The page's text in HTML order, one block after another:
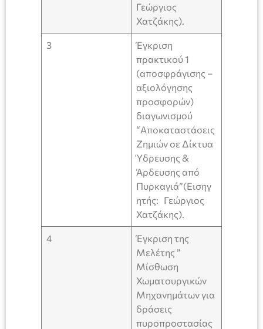
Γεώργιος
Χατζάκης).
3
Έγκριση
πρακτικού 1
(αποσφράγισης –
αξιολόγησης
προσφορών)
διαγωνισμού
“Αποκαταστάσεις
Ζημιών σε Δίκτυα
Ύδρευσης &
Άρδευσης από
Πυρκαγιά”(Εισηγ
ητής: Γεώργιος
Χατζάκης).
4
Έγκριση της
Μελέτης ”
Μίσθωση
Χωματουργικών
Μηχανημάτων για
δράσεις
πυροπροστασίας